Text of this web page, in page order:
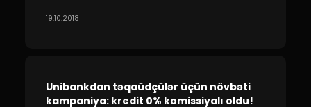
19.10.2018
Unibankdan təqaüdçülər üçün növbəti
kampaniya: kredit 0% komissiyalı oldu!